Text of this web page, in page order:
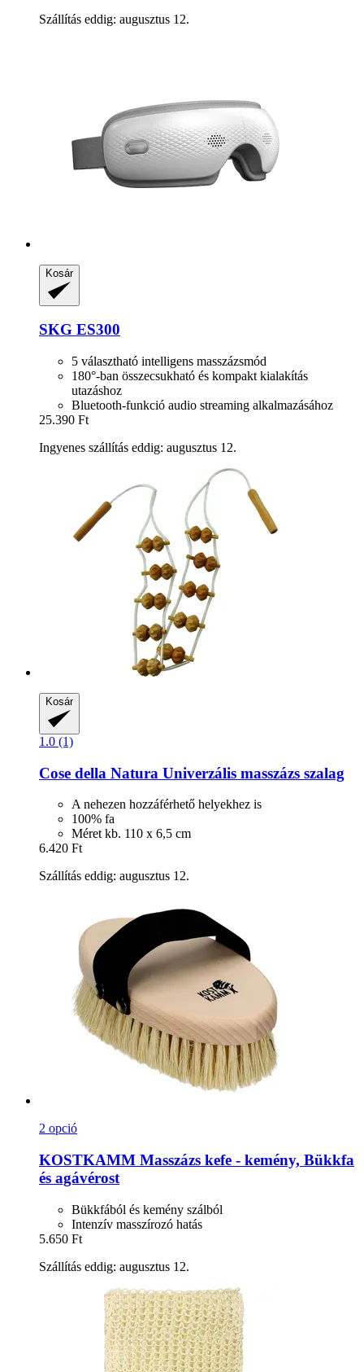
Szállítás eddig: augusztus 12.
Kosár
SKG ES300
5 választható intelligens masszázsmód
180°-ban összecsukható és kompakt kialakítás
utazáshoz
Bluetooth-funkció audio streaming alkalmazásához
25.390 Ft
Ingyenes szállítás eddig: augusztus 12.
Kosár
1.0 (1)
Cose della Natura Univerzális masszázs szalag
A nehezen hozzáférhető helyekhez is
100% fa
Méret kb. 110 x 6,5 cm
6.420 Ft
Szállítás eddig: augusztus 12.
2 opció
KOSTKAMM Masszázs kefe -​ kemény, Bükkfa
és agávérost
Bükkfából és kemény szálból
Intenzív masszírozó hatás
5.650 Ft
Szállítás eddig: augusztus 12.